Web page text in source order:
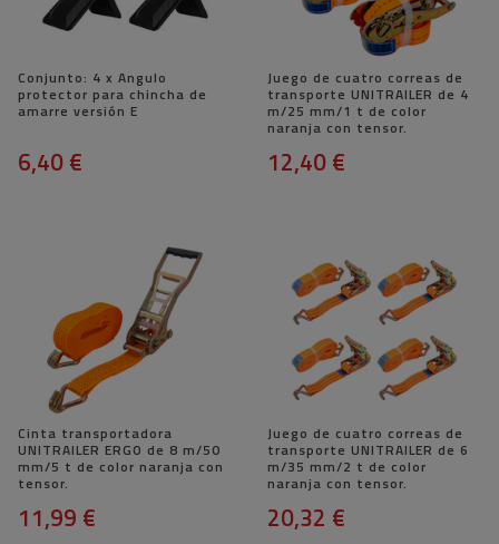
Conjunto: 4 x Angulo
protector para chincha de
amarre versión E
6,40 €
Juego de cuatro correas de
transporte UNITRAILER de 4
m/25 mm/1 t de color
naranja con tensor.
12,40 €
Cinta transportadora
UNITRAILER ERGO de 8 m/50
mm/5 t de color naranja con
tensor.
11,99 €
Juego de cuatro correas de
transporte UNITRAILER de 6
m/35 mm/2 t de color
naranja con tensor.
20,32 €